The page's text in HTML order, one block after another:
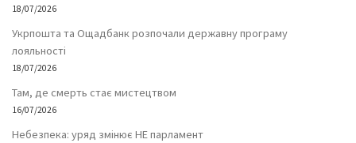
18/07/2026
Укрпошта та Ощадбанк розпочали державну програму
лояльності
18/07/2026
Там, де смерть стає мистецтвом
16/07/2026
Небезпека: уряд змінює НЕ парламент